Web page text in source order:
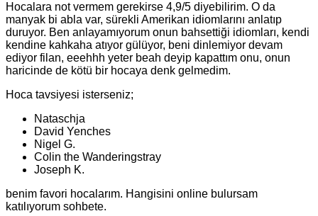
Hocalara not vermem gerekirse 4,9/5 diyebilirim. O da
manyak bi abla var, sürekli Amerikan idiomlarını anlatıp
duruyor. Ben anlayamıyorum onun bahsettiği idiomları, kendi
kendine kahkaha atıyor gülüyor, beni dinlemiyor devam
ediyor filan, eeehhh yeter beah deyip kapattım onu, onun
haricinde de kötü bir hocaya denk gelmedim.
Hoca tavsiyesi isterseniz;
Nataschja
David Yenches
Nigel G.
Colin the Wanderingstray
Joseph K.
benim favori hocalarım. Hangisini online bulursam
katılıyorum sohbete.